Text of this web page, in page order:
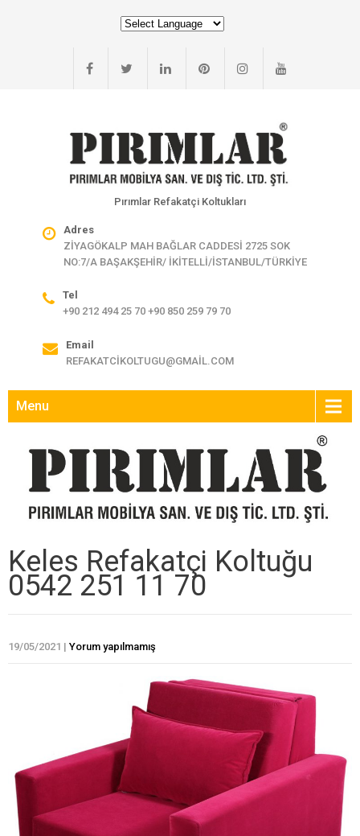
Pırımlar Refakatçi Koltukları
Adres
ZİYAGÖKALP MAH BAĞLAR CADDESİ 2725 SOK
NO:7/A BAŞAKŞEHİR/ İKİTELLİ/İSTANBUL/TÜRKİYE
Tel
+90 212 494 25 70 +90 850 259 79 70
Email
REFAKATCIKOLTUGU@GMAIL.COM
Menu
Keles Refakatçi Koltuğu
0542 251 11 70
19/05/2021 | Yorum yapılmamış